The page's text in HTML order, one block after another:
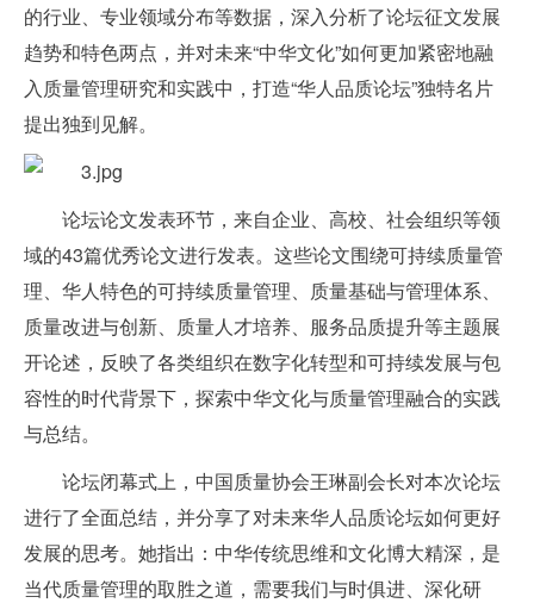
的行业、专业领域分布等数据，深入分析了论坛征文发展
趋势和特色两点，并对未来“中华文化”如何更加紧密地融
入质量管理研究和实践中，打造“华人品质论坛”独特名片
提出独到见解。
论坛论文发表环节，来自企业、高校、社会组织等领
域的43篇优秀论文进行发表。这些论文围绕可持续质量管
理、华人特色的可持续质量管理、质量基础与管理体系、
质量改进与创新、质量人才培养、服务品质提升等主题展
开论述，反映了各类组织在数字化转型和可持续发展与包
容性的时代背景下，探索中华文化与质量管理融合的实践
与总结。
论坛闭幕式上，中国质量协会王琳副会长对本次论坛
进行了全面总结，并分享了对未来华人品质论坛如何更好
发展的思考。她指出：中华传统思维和文化博大精深，是
当代质量管理的取胜之道，需要我们与时俱进、深化研